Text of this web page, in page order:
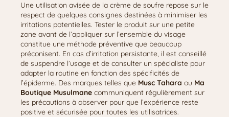
Une utilisation avisée de la crème de soufre repose sur le
respect de quelques consignes destinées à minimiser les
irritations potentielles. Tester le produit sur une petite
zone avant de l’appliquer sur l’ensemble du visage
constitue une méthode préventive que beaucoup
préconisent. En cas d’irritation persistante, il est conseillé
de suspendre l’usage et de consulter un spécialiste pour
adapter la routine en fonction des spécificités de
l’épiderme. Des marques telles que Musc Tahara ou Ma
Boutique Musulmane communiquent régulièrement sur
les précautions à observer pour que l’expérience reste
positive et sécurisée pour toutes les utilisatrices.